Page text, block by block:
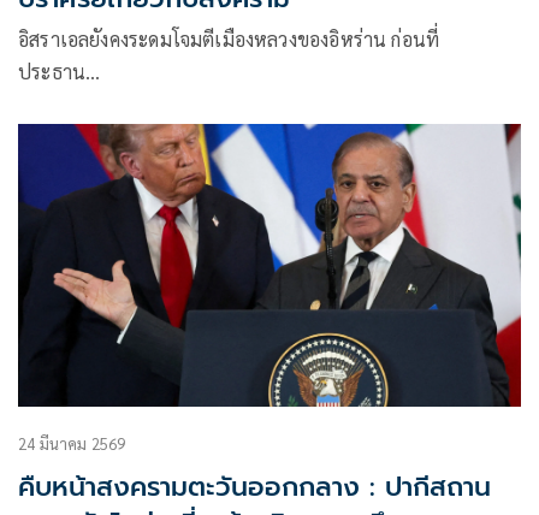
อิสราเอลยังคงระดมโจมตีเมืองหลวงของอิหร่าน ก่อนที่
ประธาน…
24 มีนาคม 2569
คืบหน้าสงครามตะวันออกกลาง : ปากีสถาน